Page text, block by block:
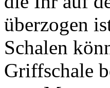
überzogen
Schalen
Griffschale